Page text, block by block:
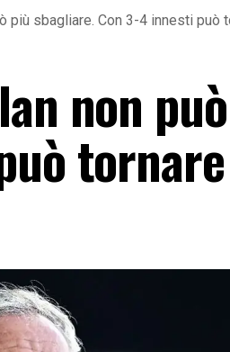
più sbagliare. Con 3-4 innesti può
non